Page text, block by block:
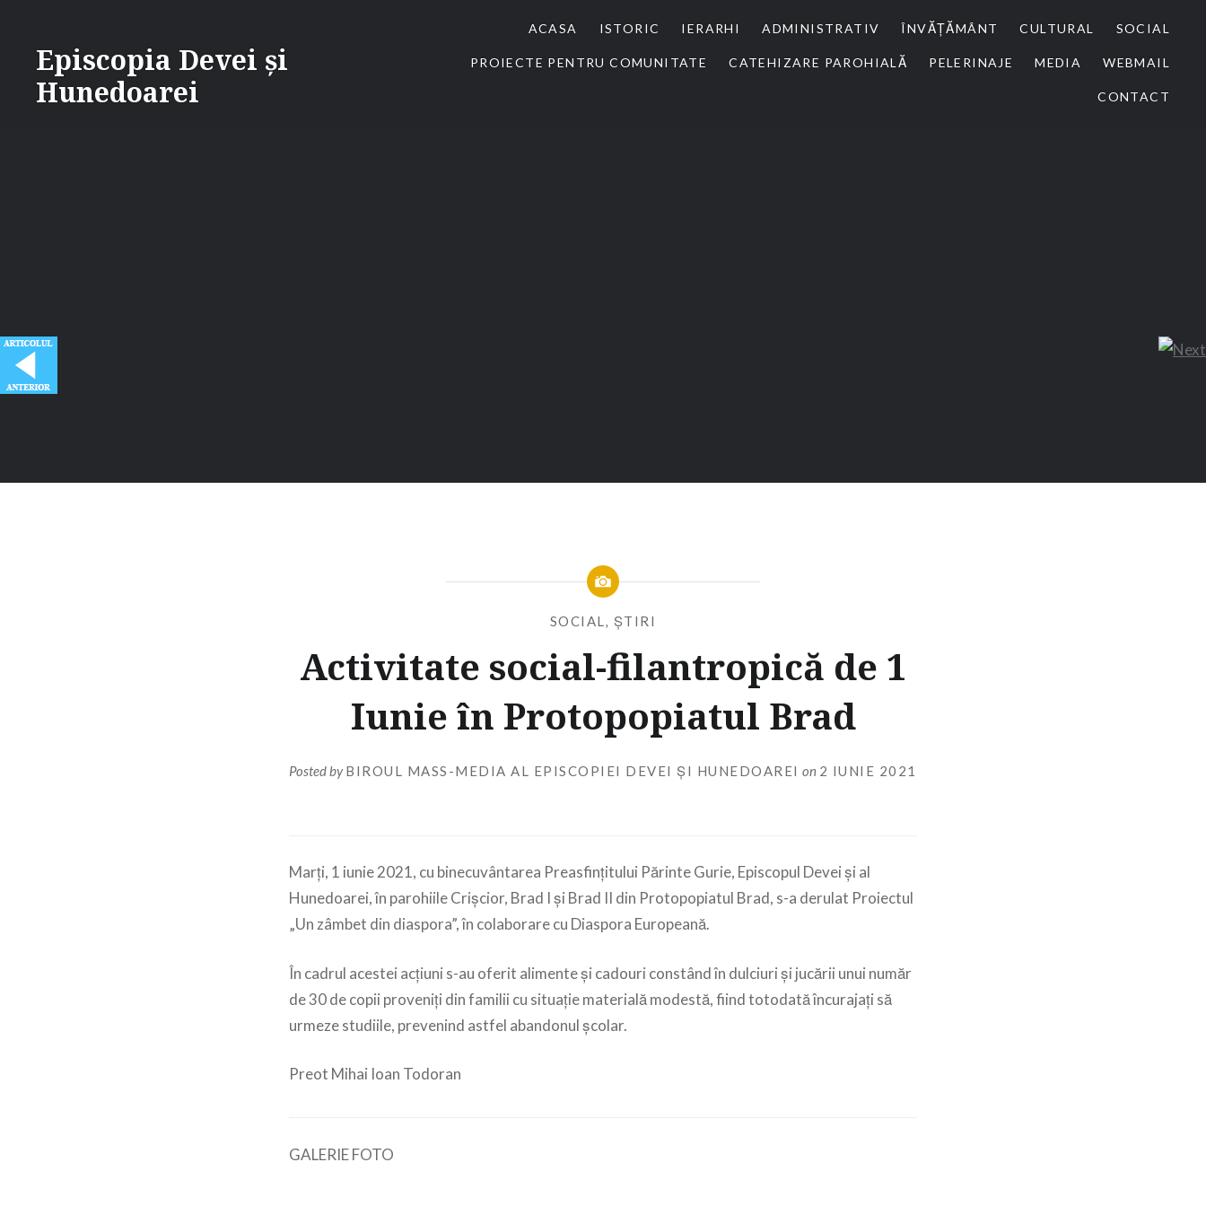
contentEpiscopia Devei și
Hunedoarei
ACASA ISTORIC IERARHI ADMINISTRATIV ÎNVĂȚĂMÂNT CULTURAL SOCIAL
PROIECTE PENTRU COMUNITATE CATEHIZARE PAROHIALĂ PELERINAJE MEDIA WEBMAIL
CONTACT
SOCIAL ȘTIRI
Activitate social-filantropică de 1
Iunie în Protopopiatul Brad
Posted byBIROUL MASS-MEDIA AL EPISCOPIEI DEVEI ȘI HUNEDOAREI on 2 IUNIE 2021
Marți, 1 iunie 2021, cu binecuvântarea Preasfințitului Părinte Gurie, Episcopul Devei și al
Hunedoarei, în parohiile Crișcior, Brad I și Brad II din Protopopiatul Brad, s-a derulat Proiectul
„Un zâmbet din diaspora”, în colaborare cu Diaspora Europeană.
În cadrul acestei acțiuni s-au oferit alimente și cadouri constând în dulciuri și jucării unui număr
de 30 de copii proveniți din familii cu situație materială modestă, fiind totodată încurajați să
urmeze studiile, prevenind astfel abandonul școlar.
Preot Mihai Ioan Todoran
GALERIE FOTO